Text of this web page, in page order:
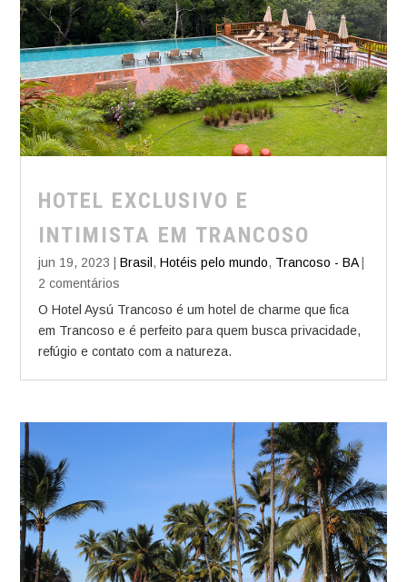
HOTEL EXCLUSIVO E
INTIMISTA EM TRANCOSO
jun 19, 2023 |Brasil ,Hotéis pelo mundo, Trancoso - BA|
2 comentários
O Hotel Aysú Trancoso é um hotel de charme que fica
em Trancoso e é perfeito para quem busca privacidade,
refúgio e contato com a natureza.